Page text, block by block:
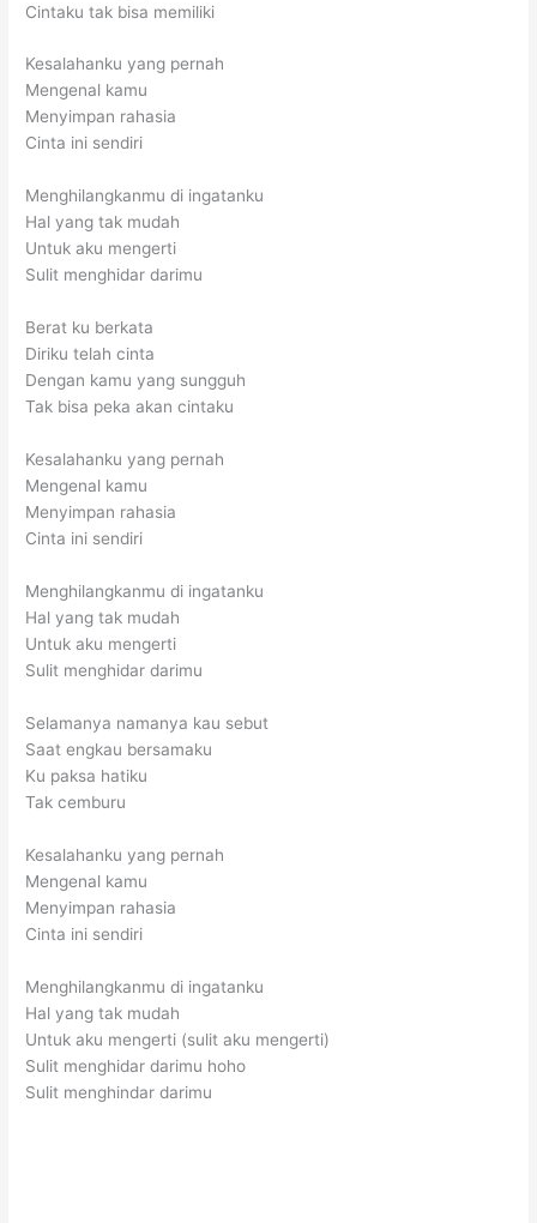
Cintaku tak bisa memiliki
Kesalahanku yang pernah
Mengenal kamu
Menyimpan rahasia
Cinta ini sendiri
Menghilangkanmu di ingatanku
Hal yang tak mudah
Untuk aku mengerti
Sulit menghidar darimu
Berat ku berkata
Diriku telah cinta
Dengan kamu yang sungguh
Tak bisa peka akan cintaku
Kesalahanku yang pernah
Mengenal kamu
Menyimpan rahasia
Cinta ini sendiri
Menghilangkanmu di ingatanku
Hal yang tak mudah
Untuk aku mengerti
Sulit menghidar darimu
Selamanya namanya kau sebut
Saat engkau bersamaku
Ku paksa hatiku
Tak cemburu
Kesalahanku yang pernah
Mengenal kamu
Menyimpan rahasia
Cinta ini sendiri
Menghilangkanmu di ingatanku
Hal yang tak mudah
Untuk aku mengerti (sulit aku mengerti)
Sulit menghidar darimu hoho
Sulit menghindar darimu